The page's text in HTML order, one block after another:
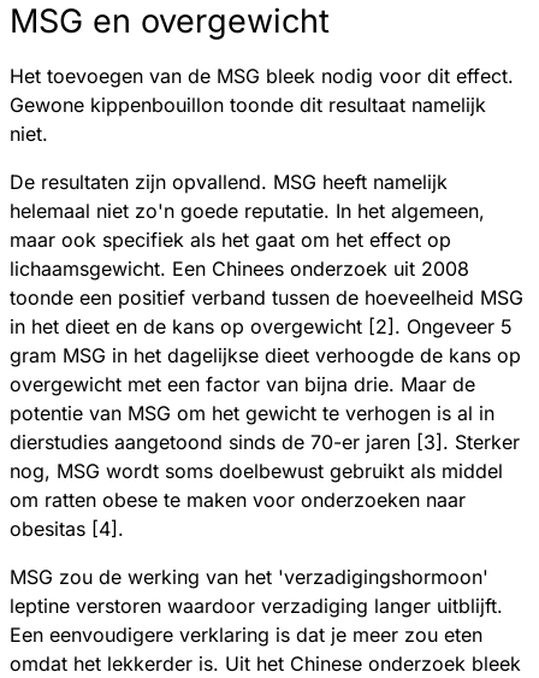
MSG en overgewicht
Het toevoegen van de MSG bleek nodig voor dit effect.
Gewone kippenbouillon toonde dit resultaat namelijk
niet.
De resultaten zijn opvallend. MSG heeft namelijk
helemaal niet zo'n goede reputatie. In het algemeen,
maar ook specifiek als het gaat om het effect op
lichaamsgewicht. Een Chinees onderzoek uit 2008
toonde een positief verband tussen de hoeveelheid MSG
in het dieet en de kans op overgewicht [2]. Ongeveer 5
gram MSG in het dagelijkse dieet verhoogde de kans op
overgewicht met een factor van bijna drie. Maar de
potentie van MSG om het gewicht te verhogen is al in
dierstudies aangetoond sinds de 70-er jaren [3]. Sterker
nog, MSG wordt soms doelbewust gebruikt als middel
om ratten obese te maken voor onderzoeken naar
obesitas [4].
MSG zou de werking van het 'verzadigingshormoon'
leptine verstoren waardoor verzadiging langer uitblijft.
Een eenvoudigere verklaring is dat je meer zou eten
omdat het lekkerder is. Uit het Chinese onderzoek bleek